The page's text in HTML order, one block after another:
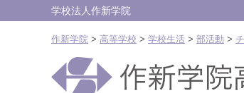
学校法人作新学院
作新学院 > 高等学校 > 学校生活 > 部活動 >